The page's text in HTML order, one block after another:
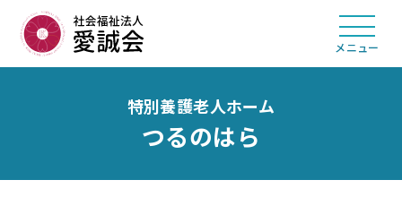
特別養護老人ホーム
つるのはら
メニュー